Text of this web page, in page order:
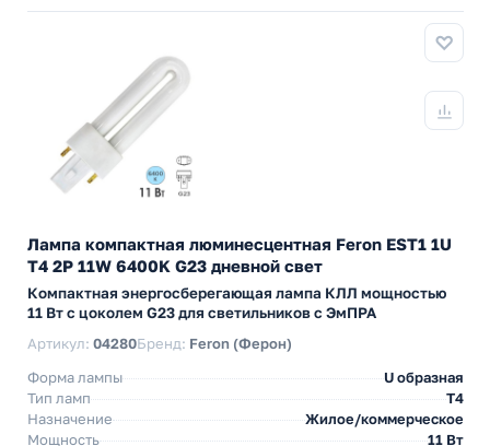
Лампа компактная люминесцентная Feron EST1 1U
T4 2P 11W 6400K G23 дневной свет
Компактная энергосберегающая лампа КЛЛ мощностью
11 Вт с цоколем G23 для светильников с ЭмПРА
Артикул: 04280Бренд: Feron (Ферон)
Форма лампы
U образная
Тип ламп
T4
Назначение
Жилое/коммерческое
Мощность
11 Вт